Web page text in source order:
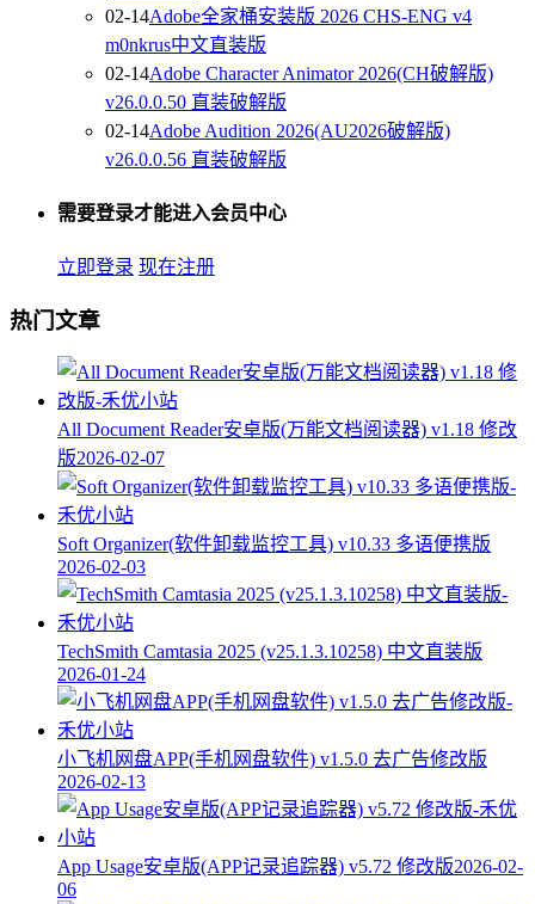
02-14Adobe全家桶安装版 2026 CHS-ENG v4
m0nkrus中文直装版
02-14Adobe Character Animator 2026(CH破解版)
v26.0.0.50 直装破解版
02-14Adobe Audition 2026(AU2026破解版)
v26.0.0.56 直装破解版
需要登录才能进入会员中心
立即登录 现在注册
热门文章
All Document Reader安卓版(万能文档阅读器) v1.18 修改
版2026-02-07
Soft Organizer(软件卸载监控工具) v10.33 多语便携版
2026-02-03
TechSmith Camtasia 2025 (v25.1.3.10258) 中文直装版
2026-01-24
小飞机网盘APP(手机网盘软件) v1.5.0 去广告修改版
2026-02-13
App Usage安卓版(APP记录追踪器) v5.72 修改版2026-02-
06